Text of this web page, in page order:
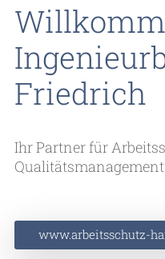
Friedrich
Ihr Partner für
Qualitätsmanagement
www.arbeitsschutz-